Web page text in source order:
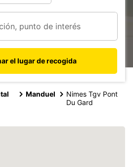
el lugar de recogida
Manduel
Nimes Tgv Pont
Du Gard